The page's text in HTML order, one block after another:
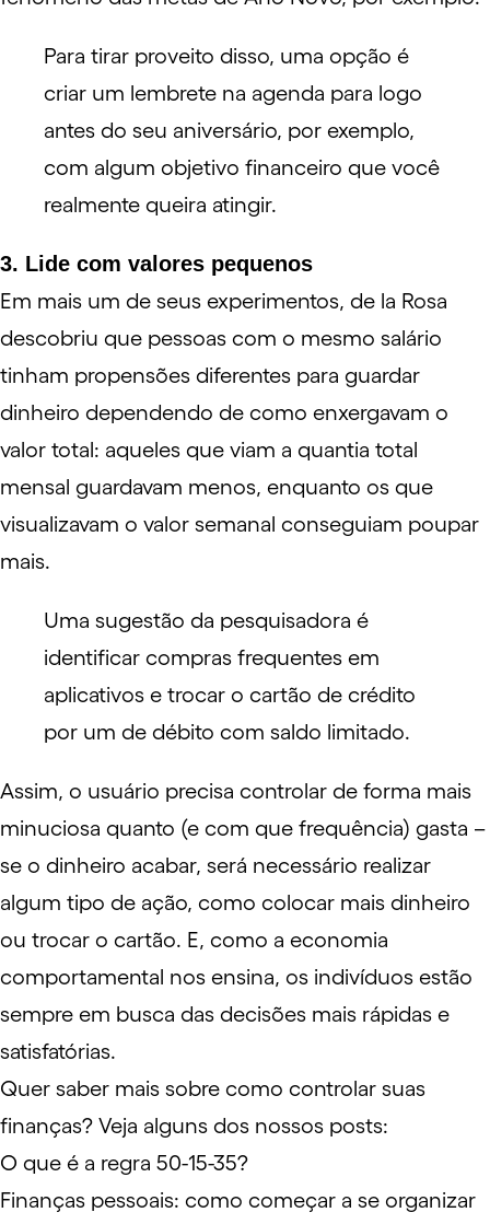
Para tirar proveito disso, uma opção é
criar um lembrete na agenda para logo
antes do seu aniversário, por exemplo,
com algum objetivo financeiro que você
realmente queira atingir.
3. Lide com valores pequenos
Em mais um de seus experimentos, de la Rosa
descobriu que pessoas com o mesmo salário
tinham propensões diferentes para guardar
dinheiro dependendo de como enxergavam o
valor total: aqueles que viam a quantia total
mensal guardavam menos, enquanto os que
visualizavam o valor semanal conseguiam poupar
mais.
Uma sugestão da pesquisadora é
identificar compras frequentes em
aplicativos e trocar o cartão de crédito
por um de débito com saldo limitado.
Assim, o usuário precisa controlar de forma mais
minuciosa quanto (e com que frequência) gasta –
se o dinheiro acabar, será necessário realizar
algum tipo de ação, como colocar mais dinheiro
ou trocar o cartão. E, como a economia
comportamental nos ensina, os indivíduos estão
sempre em busca das decisões mais rápidas e
satisfatórias.
Quer saber mais sobre como controlar suas
finanças? Veja alguns dos nossos posts:
O que é a regra 50-15-35?
Finanças pessoais: como começar a se organizar